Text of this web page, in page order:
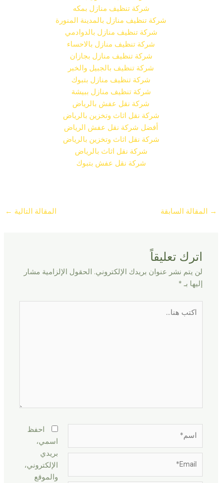
شركة تنظيف منازل بمكه
شركة تنظيف منازل بالمدينة المنورة
شركة تنظيف منازل بالدوادمي
شركة تنظيف منازل بالاحساء
شركة تنظيف منازل بجازان
شركة تنظيف بالجبيل والخبر
شركة تنظيف منازل بتبوك
شركة تنظيف منازل ببيشة
شركة نقل عفش بالرياض
شركة نقل اثاث وتخزين بالرياض
أفضل شركة نقل عفش الرياض
شركة نقل اثاث وتخزين بالرياض
شركة نقل اثاث بالرياض
شركة نقل عفش بتبوك
→ المقالة السابقة المقالة التالية ←
اترك تعليقاً
لن يتم نشر عنوان بريدك الإلكتروني. الحقول الإلزامية مشار
إليها بـ *
احفظ
اسمي،
بريدي
الإلكتروني،
والموقع